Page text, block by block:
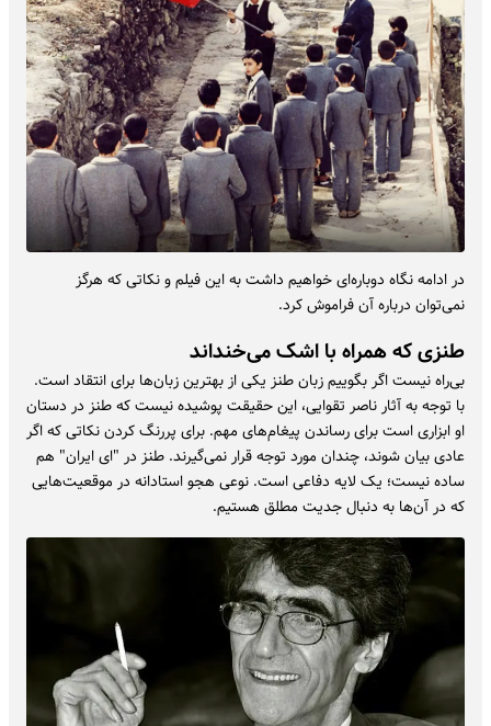
در ادامه نگاه دوباره‌ای خواهیم داشت به این فیلم و نکاتی که هرگز
نمی‌توان درباره آن فراموش کرد.
طنزی که همراه با اشک می‌خنداند
بی‌راه نیست اگر بگوییم زبان طنز یکی از بهترین زبان‌ها برای انتقاد است.
با توجه به آثار ناصر تقوایی، این حقیقت پوشیده نیست که طنز در دستان
او ابزاری است برای رساندن پیغام‌های مهم‌. برای پررنگ کردن نکاتی که اگر
عادی بیان شوند، چندان مورد توجه قرار نمی‌گیرند. طنز در "ای ایران" هم
ساده نیست؛ یک لایه دفاعی است. نوعی هجو استادانه در موقعیت‌هایی
که در آن‌ها به دنبال جدیت مطلق هستیم.